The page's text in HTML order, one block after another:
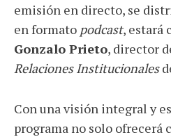
emisión en directo, se
en formato podcast, estará
Gonzalo Prieto, director
Relaciones Institucionales
Con una visión integral y
programa no solo ofrecerá